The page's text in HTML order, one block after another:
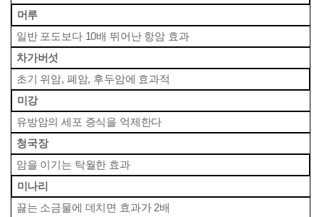
머루
일반 포도보다 10배 뛰어난 항암 효과
차가버섯
초기 위암, 폐암, 후두암에 효과적
미강
유방암의 세포 증식을 억제한다
청국장
암을 이기는 탁월한 효과
미나리
끓는 소금물에 데치면 효과가 2배